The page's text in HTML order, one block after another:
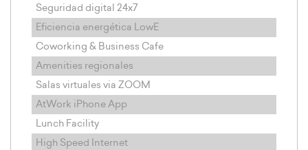
Seguridad digital 24x7
Eficiencia energética LowE
Coworking & Business Cafe
Amenities regionales
Salas virtuales via ZOOM
AtWork iPhone App
Lunch Facility
High Speed Internet